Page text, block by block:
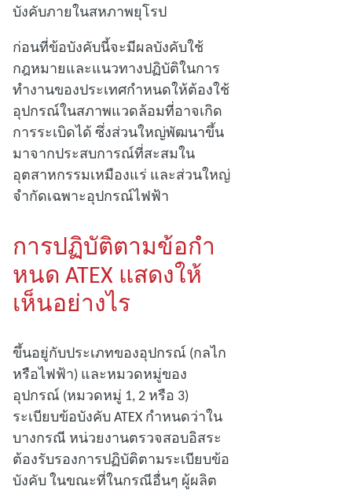
บังคับภายในสหภาพยุโรป
ก่อนที่ข้อบังคับนี้จะมีผลบังคับใช้
กฎหมายและแนวทางปฏิบัติในการ
ทํางานของประเทศกําหนดให้ต้องใช้
อุปกรณ์ในสภาพแวดล้อมที่อาจเกิด
การระเบิดได้ ซึ่งส่วนใหญ่พัฒนาขึ้น
มาจากประสบการณ์ที่สะสมใน
อุตสาหกรรมเหมืองแร่ และส่วนใหญ่
จํากัดเฉพาะอุปกรณ์ไฟฟ้า
การปฏิบัติตามข้อกํา
หนด ATEX แสดงให้
เห็นอย่างไร
ขึ้นอยู่กับประเภทของอุปกรณ์ (กลไก
หรือไฟฟ้า) และหมวดหมู่ของ
อุปกรณ์ (หมวดหมู่ 1, 2 หรือ 3)
ระเบียบข้อบังคับ ATEX กําหนดว่าใน
บางกรณี หน่วยงานตรวจสอบอิสระ
ต้องรับรองการปฏิบัติตามระเบียบข้อ
บังคับ ในขณะที่ในกรณีอื่นๆ ผู้ผลิต